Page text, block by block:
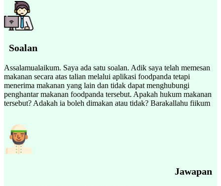
Soalan
Assalamualaikum. Saya ada satu soalan. Adik saya telah memesan
makanan secara atas talian melalui aplikasi foodpanda tetapi
menerima makanan yang lain dan tidak dapat menghubungi
penghantar makanan foodpanda tersebut. Apakah hukum makanan
tersebut? Adakah ia boleh dimakan atau tidak? Barakallahu fiikum
Jawapan